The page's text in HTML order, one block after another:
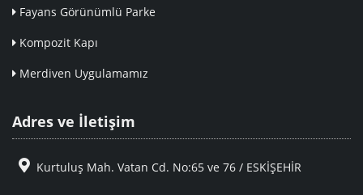
Fayans Görünümlü Parke
Kompozit Kapı
Merdiven Uygulamamız
Adres ve İletişim
Kurtuluş Mah. Vatan Cd. No:65 ve 76 / ESKİŞEHİR